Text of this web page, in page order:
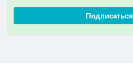
Подписаться